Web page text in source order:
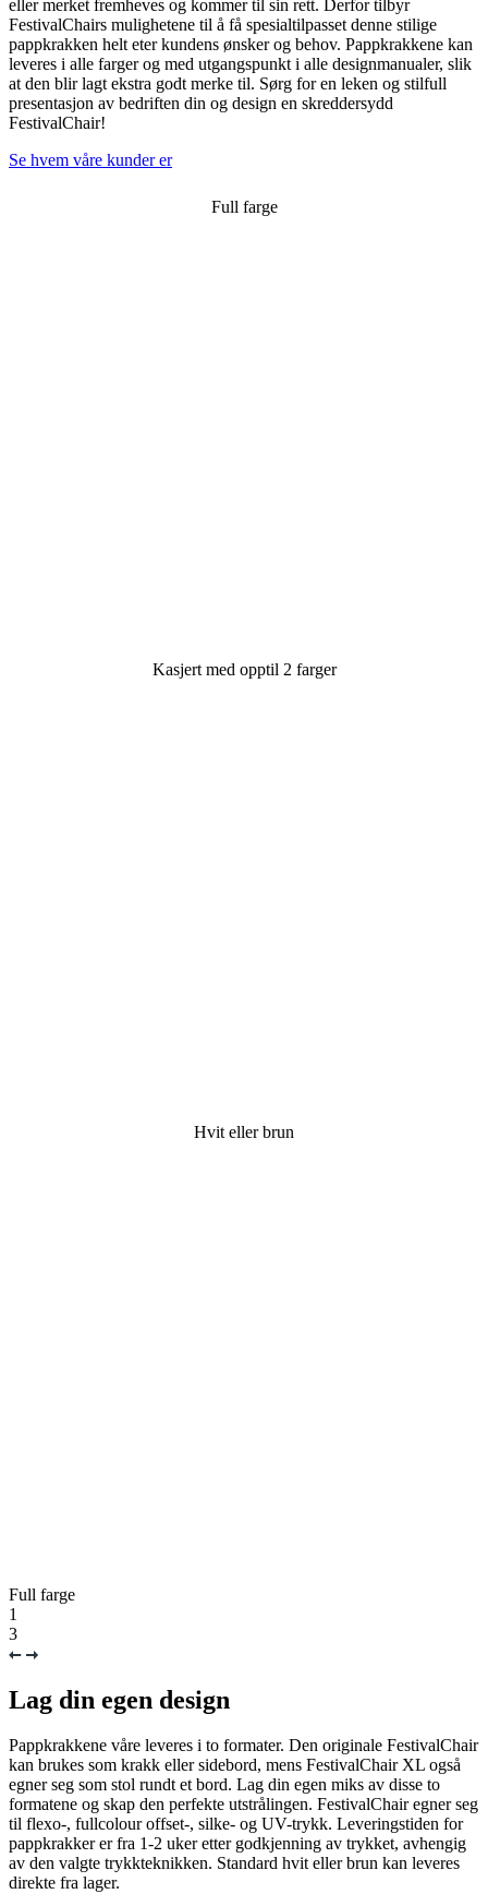
eller merket fremheves og kommer til sin rett. Derfor tilbyr
FestivalChairs mulighetene til å få spesialtilpasset denne stilige
pappkrakken helt eter kundens ønsker og behov. Pappkrakkene kan
leveres i alle farger og med utgangspunkt i alle designmanualer, slik
at den blir lagt ekstra godt merke til. Sørg for en leken og stilfull
presentasjon av bedriften din og design en skreddersydd
FestivalChair!
Se hvem våre kunder er
Full farge
Kasjert med opptil 2 farger
Hvit eller brun
Full farge
1
3
Lag din egen design
Pappkrakkene våre leveres i to formater. Den originale FestivalChair
kan brukes som krakk eller sidebord, mens FestivalChair XL også
egner seg som stol rundt et bord. Lag din egen miks av disse to
formatene og skap den perfekte utstrålingen. FestivalChair egner seg
til flexo-, fullcolour offset-, silke- og UV-trykk. Leveringstiden for
pappkrakker er fra 1-2 uker etter godkjenning av trykket, avhengig
av den valgte trykkteknikken. Standard hvit eller brun kan leveres
direkte fra lager.